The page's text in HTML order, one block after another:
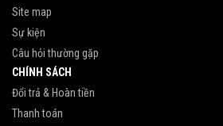
Site map
Sự kiện
Câu hỏi thường gặp
CHÍNH SÁCH
Đổi trả & Hoàn tiền
Thanh toán